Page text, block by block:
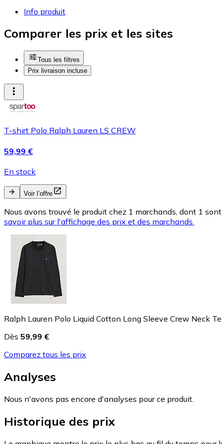
Info produit
Comparer les prix et les sites
Tous les filtres
Prix livraison incluse
T-shirt Polo Ralph Lauren LS CREW
59,99 €
En stock
Voir l’offre
Nous avons trouvé le produit chez 1 marchands, dont 1
savoir plus sur l'affichage des prix et des marchands.
Ralph Lauren Polo Liquid Cotton Long Sleeve Crew Neck
Dès 59,99 €
Comparez tous les prix
Analyses
Nous n'avons pas encore d'analyses pour ce produit.
Historique des prix